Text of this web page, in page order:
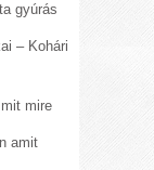
gyúrás
– Kohári
mire
amit